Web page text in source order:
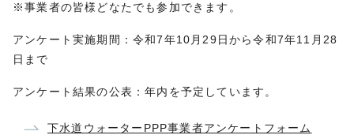
※事業者の皆様どなたでも参加できます。
アンケート実施期間：令和7年10月29日から令和7年11月28
日まで
アンケート結果の公表：年内を予定しています。
下水道ウォーターPPP事業者アンケートフォーム